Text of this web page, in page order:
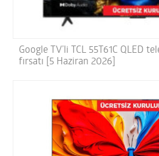
Google TV’li TCL 55T61C QLED
fırsatı [5 Haziran 2026]